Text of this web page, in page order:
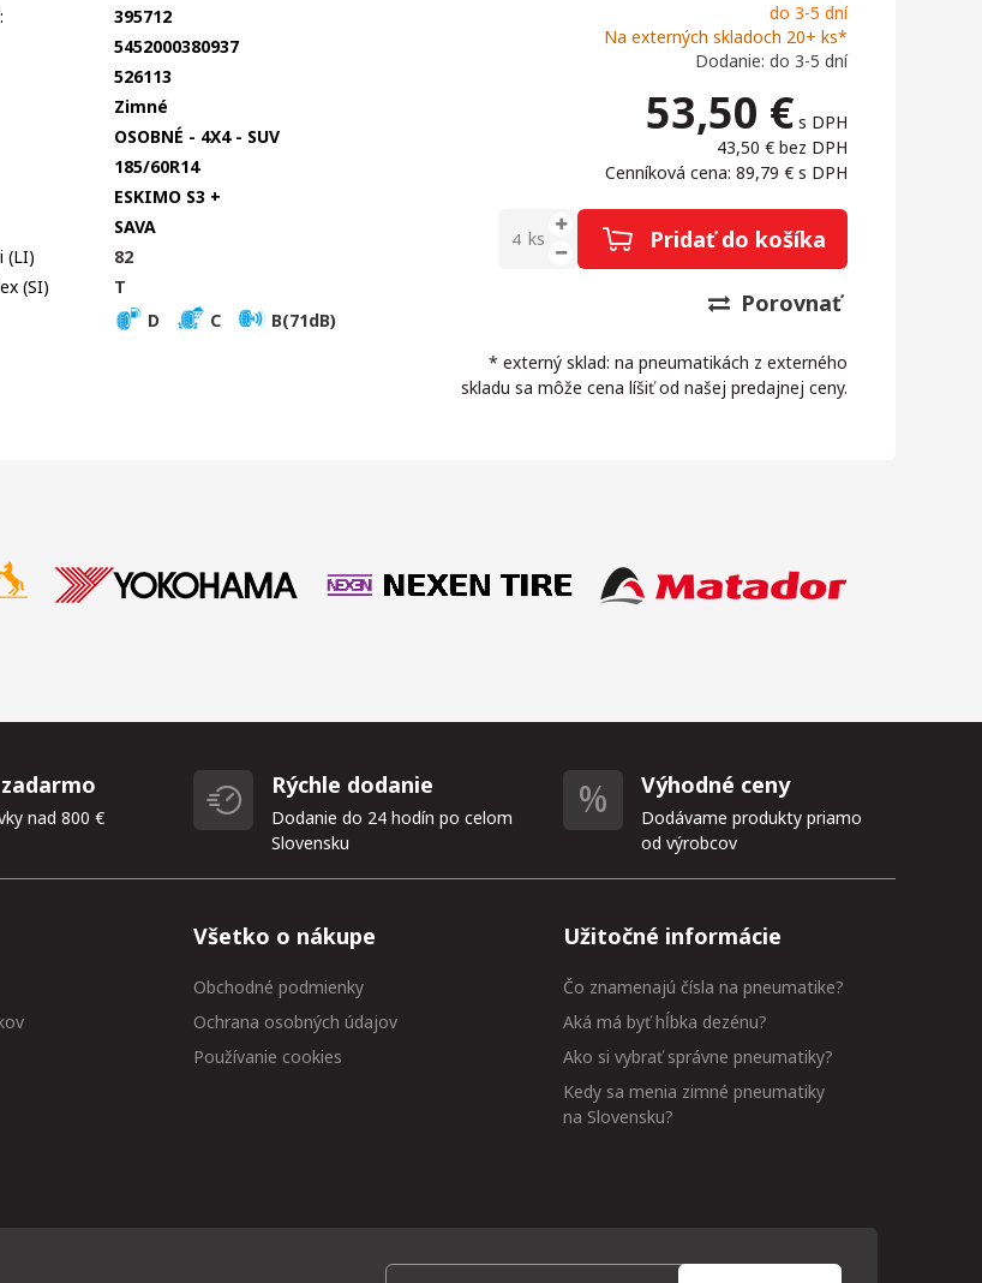
do 3-5 dní
Na externých skladoch 20+ ks*
Dodanie: do 3-5 dní
53,50 € s DPH
43,50 € bez DPH
Cenníková cena: 89,79 € s DPH
ks Pridať do košíka
Porovnať
* externý sklad: na pneumatikách z externého
skladu sa môže cena líšiť od našej predajnej ceny.
395712
5452000380937
526113
Zimné
OSOBNÉ - 4X4 - SUV
185/60R14
ESKIMO S3 +
SAVA
(LI)
82
(SI)
T
D C B(71dB)
nad 800 €
Rýchle dodanie
Dodanie do 24 hodín po celom
Slovensku
Výhodné ceny
Dodávame produkty priamo
od výrobcov
Všetko o nákupe
Obchodné podmienky
Ochrana osobných údajov
Používanie cookies
Užitočné informácie
Čo znamenajú čísla na pneumatike?
Aká má byť hĺbka dezénu?
Ako si vybrať správne pneumatiky?
Kedy sa menia zimné pneumatiky
na Slovensku?